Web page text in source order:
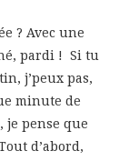
? Avec une
pardi ! Si tu
j’peux pas,
minute de
je pense que
d’abord,